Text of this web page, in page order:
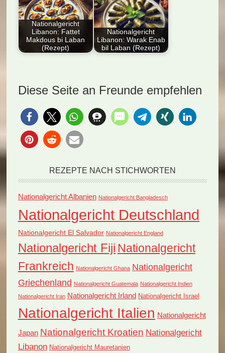
Laban, ein
traditionelles Gericht…
Libanon: Kibbeh!
Leckere Kugeln aus
Bulgur, Hackfleisch…
Nationalgericht
Libanon: Fattet
Makdous bi Laban
(Rezept)
Makdous bi Laban.
Dieses…
Nationalgericht
Libanon: Warak Enab
bil Laban (Rezept)
bil Laban (Rezept)…
Diese Seite an Freunde empfehlen
REZEPTE NACH STICHWORTEN
Nationalgericht Albanien Nationalgericht Bangladesch
Nationalgericht Deutschland
Nationalgericht El Salvador Nationalgericht England
Nationalgericht Fiji Nationalgericht
Frankreich Nationalgericht Ghana Nationalgericht
Griechenland Nationalgericht Guatemala Nationalgericht Indien
Nationalgericht Iran Nationalgericht Irland Nationalgericht Israel
Nationalgericht Italien Nationalgericht
Japan Nationalgericht Kroatien Nationalgericht
Libanon Nationalgericht Mauretanien